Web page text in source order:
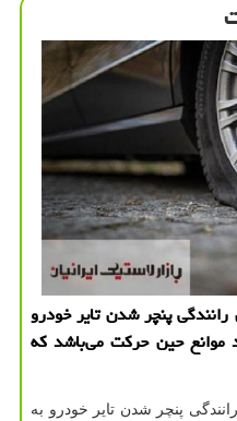
پنچر شدن تایر خودرو
موانع حین حرکت می‌باشد که
پنچر شدن تایر خودرو به